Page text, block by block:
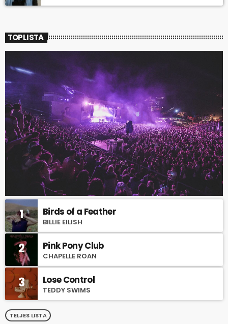
TOPLISTA
1 Birds of a Feather
BILLIE EILISH
2 Pink Pony Club
CHAPELLE ROAN
3 Lose Control
TEDDY SWIMS
TELJES LISTA